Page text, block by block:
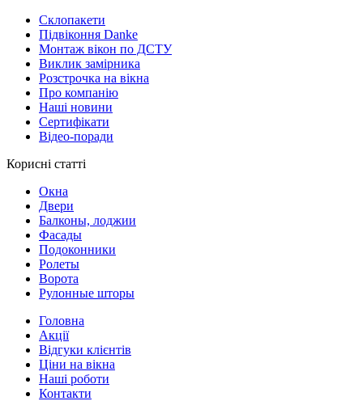
Склопакети
Підвіконня Danke
Монтаж вікон по ДСТУ
Виклик замірника
Розстрочка на вікна
Про компанію
Наші новини
Сертифікати
Відео-поради
Корисні статті
Окна
Двери
Балконы, лоджии
Фасады
Подоконники
Ролеты
Ворота
Рулонные шторы
Головна
Акції
Відгуки клієнтів
Ціни на вікна
Наші роботи
Контакти